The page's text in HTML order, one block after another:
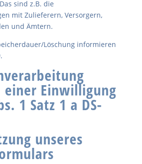
sind z.B. die
mit Zulieferern, Versorgern,
und Ämtern.
Löschung informieren
Einwilligung
1 Satz 1 a DS-
unseres